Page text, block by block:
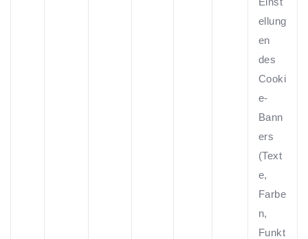
ellung
en
des
Cooki
e-
Bann
ers
(Text
e,
Farbe
n,
Funkt